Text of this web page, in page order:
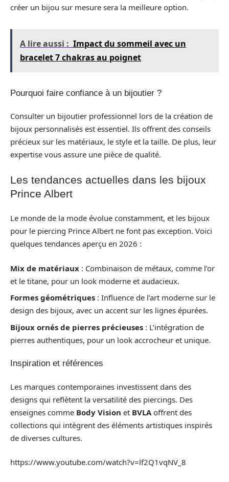
créer un bijou sur mesure sera la meilleure option.
A lire aussi : Impact du sommeil avec un
bracelet 7 chakras au poignet
Pourquoi faire confiance à un bijoutier ?
Consulter un bijoutier professionnel lors de la création de
bijoux personnalisés est essentiel. Ils offrent des conseils
précieux sur les matériaux, le style et la taille. De plus, leur
expertise vous assure une pièce de qualité.
Les tendances actuelles dans les bijoux
Prince Albert
Le monde de la mode évolue constamment, et les bijoux
pour le piercing Prince Albert ne font pas exception. Voici
quelques tendances aperçu en 2026 :
Mix de matériaux : Combinaison de métaux, comme l’or
et le titane, pour un look moderne et audacieux.
Formes géométriques : Influence de l’art moderne sur le
design des bijoux, avec un accent sur les lignes épurées.
Bijoux ornés de pierres précieuses : L’intégration de
pierres authentiques, pour un look accrocheur et unique.
Inspiration et références
Les marques contemporaines investissent dans des
designs qui reflètent la versatilité des piercings. Des
enseignes comme Body Vision et BVLA offrent des
collections qui intègrent des éléments artistiques inspirés
de diverses cultures.
https://www.youtube.com/watch?v=lf2Q1vqNV_8